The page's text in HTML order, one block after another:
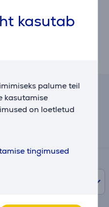
kasutab
palume teil
kasutamise
on loetletud
tingimused
valikud